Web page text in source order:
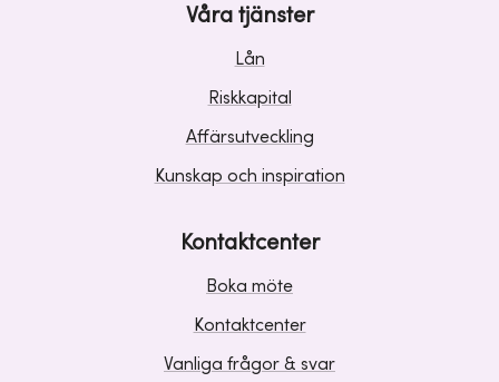
Våra tjänster
Lån
Riskkapital
Affärsutveckling
Kunskap och inspiration
Kontaktcenter
Boka möte
Kontaktcenter
Vanliga frågor & svar